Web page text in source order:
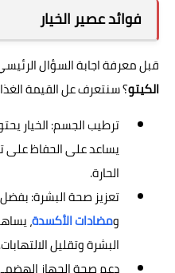
فوائد عصير الخيار
قبل معرفة اجابة السؤال
الكيتو؟ سنتعرف عل القيمة
ترطيب الجسم: الخيار
يساعد على الحفاظ على
الحارة.
تعزيز صحة البشرة:
ومضادات الأكسدة،
البشرة وتقليل الالتهابات.